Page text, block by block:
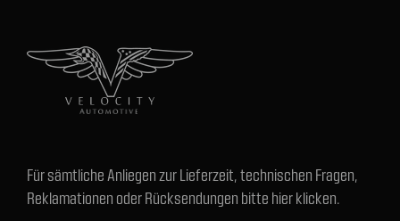
Für sämtliche Anliegen zur Lieferzeit, technischen Fragen,
Reklamationen oder Rücksendungen bitte hier klicken.